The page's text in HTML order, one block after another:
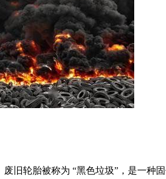
废旧轮胎被称为 “黑色垃圾”，是一种